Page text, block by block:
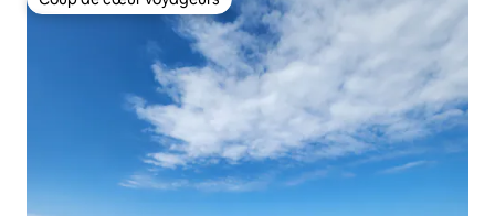
Coup de cœur voyageurs